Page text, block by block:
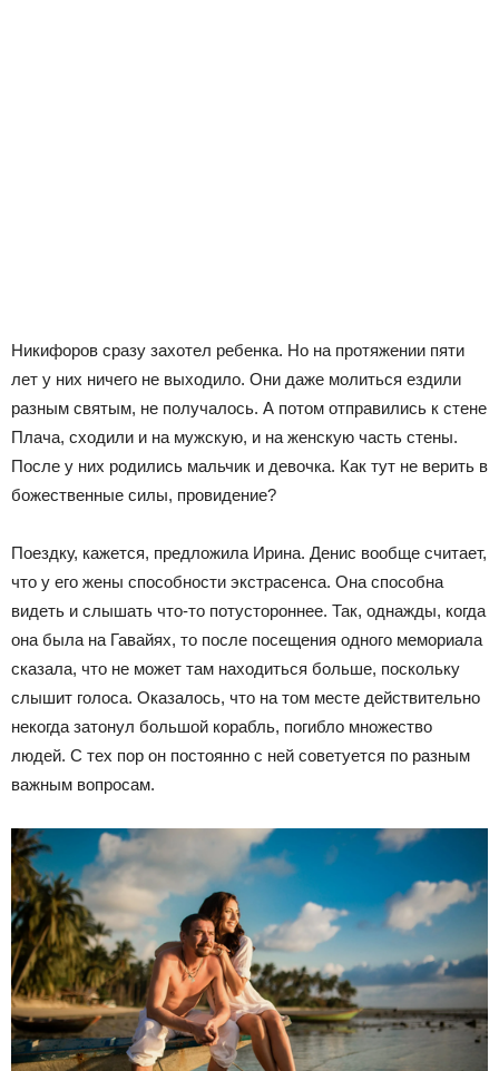
Никифоров сразу захотел ребенка. Но на протяжении пяти
лет у них ничего не выходило. Они даже молиться ездили
разным святым, не получалось. А потом отправились к стене
Плача, сходили и на мужскую, и на женскую часть стены.
После у них родились мальчик и девочка. Как тут не верить в
божественные силы, провидение?
Поездку, кажется, предложила Ирина. Денис вообще считает,
что у его жены способности экстрасенса. Она способна
видеть и слышать что-то потустороннее. Так, однажды, когда
она была на Гавайях, то после посещения одного мемориала
сказала, что не может там находиться больше, поскольку
слышит голоса. Оказалось, что на том месте действительно
некогда затонул большой корабль, погибло множество
людей. С тех пор он постоянно с ней советуется по разным
важным вопросам.